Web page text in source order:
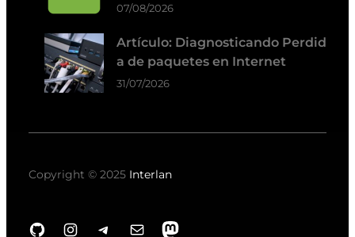
07/08/2026
Artículo: Diagnosticando Perdid
a de paquetes en Internet
31/07/2026
Copyright © 2025 Interlan
GitHub Instagram Telegram Correo electrónico Mastodon